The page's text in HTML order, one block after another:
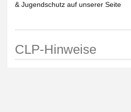
& Jugendschutz auf unserer Seite
CLP-Hinweise